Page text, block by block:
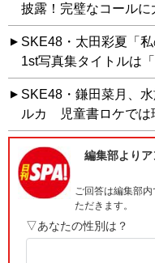
披露！完璧なコールに
SKE48・太田彩夏「
1st写真集タイトルは
SKE48・鎌田菜月、
ルカ 児童書ロケでは